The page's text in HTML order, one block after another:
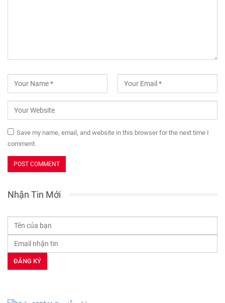
Save my name, email, and website in this browser for the next time I
comment.
Nhận Tin Mới